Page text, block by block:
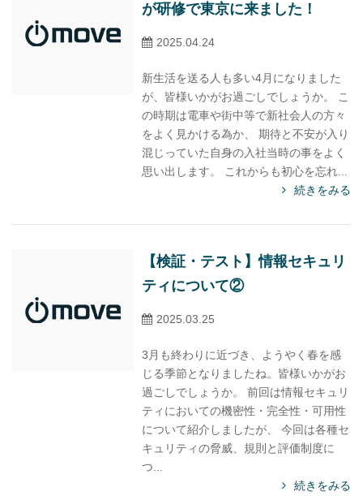
が研修で東京に来ました！
2025.04.24
新生活を送る人も多い4月になりました
が、皆様いかがお過ごしでしょうか。 こ
の時期は電車や街中等で新社会人の方々
をよく見かける為か、 期待と不安が入り
混じっていた自身の入社当時の事をよく
思い出します。 これからも初心を忘れ...
続きをみる
【検証・テスト】情報セキュリ
ティについて②
2025.03.25
3月も終わりに近づき、ようやく春を感
じる季節となりましたね。皆様いかがお
過ごしでしょうか。 前回は情報セキュリ
ティにおいての機密性・完全性・可用性
について紹介しましたが、 今回は各種セ
キュリティの脅威、規則と評価制度に
つ...
続きをみる